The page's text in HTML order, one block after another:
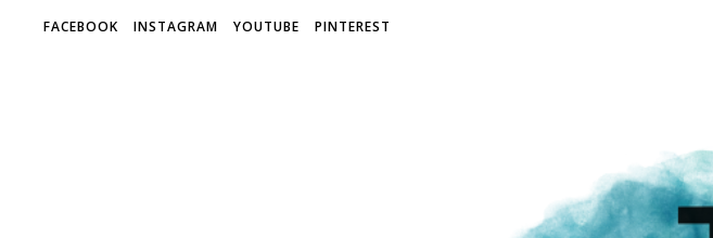
FACEBOOK INSTAGRAM YOUTUBE PINTEREST